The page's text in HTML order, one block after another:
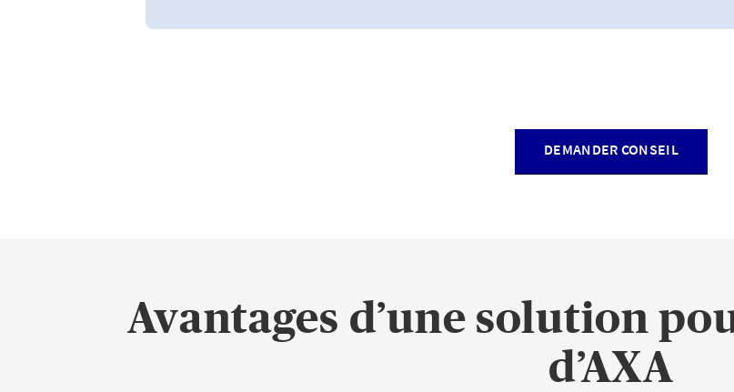
DEMANDER CONSEIL
Avantages d’une solution
d’AXA